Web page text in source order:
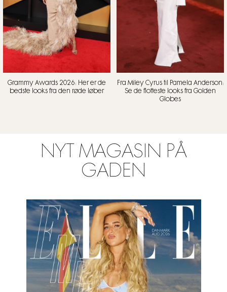
Grammy Awards 2026: Her er de
bedste looks fra den røde løber
Fra Miley Cyrus til Pamela Anderson:
Se de flotteste looks fra Golden
Globes
NYT MAGASIN PÅ
GADEN